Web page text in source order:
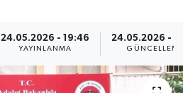
24.05.2026 - 19:46
YAYINLANMA
24.05.2026 -